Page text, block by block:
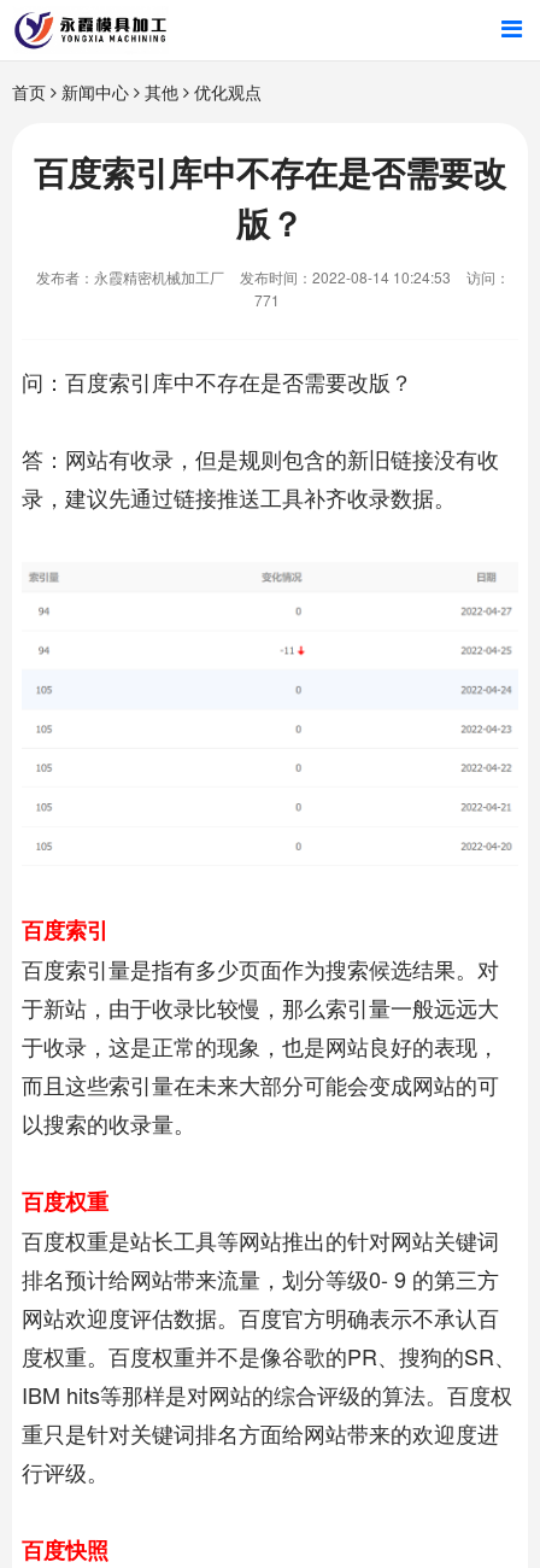
首页
产品中心
关于我们
首页 新闻中心 其他 优化观点
百度索引库中不存在是否需要改
版？
发布者：永霞精密机械加工厂 发布时间：2022-08-14 10:24:53
访问：
771
问：百度索引库中不存在是否需要改版？
答：网站有收录，但是规则包含的新旧链接没有收
录，建议先通过链接推送工具补齐收录数据。
百度索引
百度索引量是指有多少页面作为搜索候选结果。对
于新站，由于收录比较慢，那么索引量一般远远大
于收录，这是正常的现象，也是网站良好的表现，
而且这些索引量在未来大部分可能会变成网站的可
以搜索的收录量。
百度权重
百度权重是站长工具等网站推出的针对网站关键词
排名预计给网站带来流量，划分等级0- 9 的第三方
网站欢迎度评估数据。百度官方明确表示不承认百
度权重。百度权重并不是像谷歌的PR、搜狗的SR、
IBM hits等那样是对网站的综合评级的算法。百度权
重只是针对关键词排名方面给网站带来的欢迎度进
行评级。
百度快照